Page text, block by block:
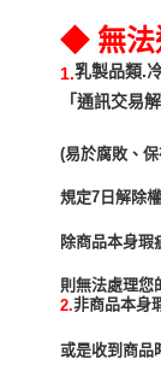
◆ 無法
1.乳製品類.
「通訊交易
(易於腐敗、
規定7日解除
除商品本身瑕
2.非商品本身
或是收到商品